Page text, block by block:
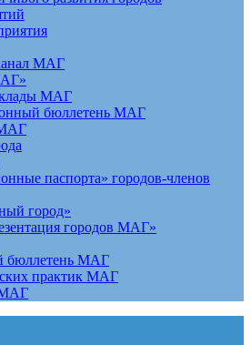
МАГ
МАГ
бюллетень МАГ
паспорта» городов-членов
город»
городов МАГ»
бюллетень МАГ
практик МАГ
МАГ